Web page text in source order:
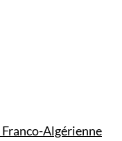
Franco-Algérienne